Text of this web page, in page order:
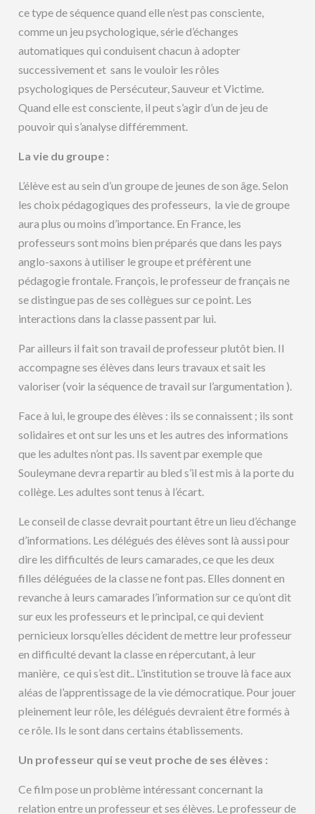
ce type de séquence quand elle n’est pas consciente,
comme un jeu psychologique, série d’échanges
automatiques qui conduisent chacun à adopter
successivement et sans le vouloir les rôles
psychologiques de Persécuteur, Sauveur et Victime.
Quand elle est consciente, il peut s’agir d’un de jeu de
pouvoir qui s’analyse différemment.
La vie du groupe :
L’élève est au sein d’un groupe de jeunes de son âge. Selon
les choix pédagogiques des professeurs, la vie de groupe
aura plus ou moins d’importance. En France, les
professeurs sont moins bien préparés que dans les pays
anglo-saxons à utiliser le groupe et préfèrent une
pédagogie frontale. François, le professeur de français ne
se distingue pas de ses collègues sur ce point. Les
interactions dans la classe passent par lui.
Par ailleurs il fait son travail de professeur plutôt bien. Il
accompagne ses élèves dans leurs travaux et sait les
valoriser (voir la séquence de travail sur l’argumentation ).
Face à lui, le groupe des élèves : ils se connaissent ; ils sont
solidaires et ont sur les uns et les autres des informations
que les adultes n’ont pas. Ils savent par exemple que
Souleymane devra repartir au bled s’il est mis à la porte du
collège. Les adultes sont tenus à l’écart.
Le conseil de classe devrait pourtant être un lieu d’échange
d’informations. Les délégués des élèves sont là aussi pour
dire les difficultés de leurs camarades, ce que les deux
filles déléguées de la classe ne font pas. Elles donnent en
revanche à leurs camarades l’information sur ce qu’ont dit
sur eux les professeurs et le principal, ce qui devient
pernicieux lorsqu’elles décident de mettre leur professeur
en difficulté devant la classe en répercutant, à leur
manière, ce qui s’est dit.. L’institution se trouve là face aux
aléas de l’apprentissage de la vie démocratique. Pour jouer
pleinement leur rôle, les délégués devraient être formés à
ce rôle. Ils le sont dans certains établissements.
Un professeur qui se veut proche de ses élèves :
Ce film pose un problème intéressant concernant la
relation entre un professeur et ses élèves. Le professeur de